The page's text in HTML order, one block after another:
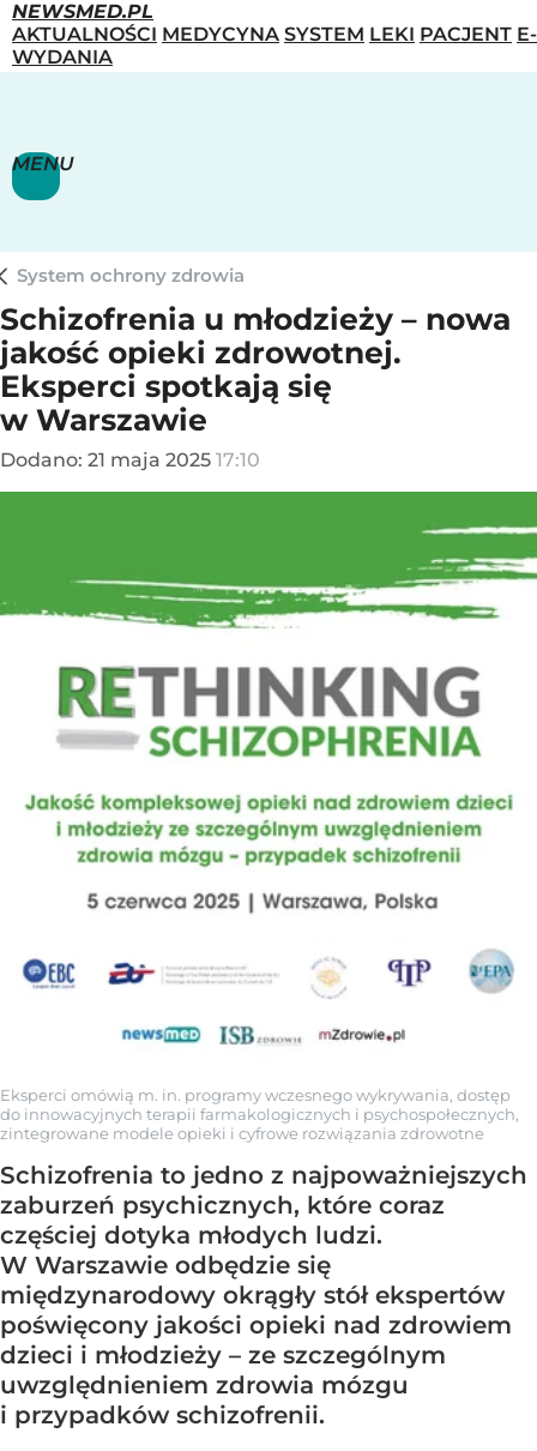
NEWSMED.PL
AKTUALNOŚCI MEDYCYNA SYSTEM LEKI PACJENT E-
WYDANIA
MENU
System ochrony zdrowia
Schizofrenia u młodzieży – nowa
jakość opieki zdrowotnej.
Eksperci spotkają się
w Warszawie
Dodano: 21 maja 2025 17:10
Eksperci omówią m. in. programy wczesnego wykrywania, dostęp
do innowacyjnych terapii farmakologicznych i psychospołecznych,
zintegrowane modele opieki i cyfrowe rozwiązania zdrowotne
Schizofrenia to jedno z najpoważniejszych
zaburzeń psychicznych, które coraz
częściej dotyka młodych ludzi.
W Warszawie odbędzie się
międzynarodowy okrągły stół ekspertów
poświęcony jakości opieki nad zdrowiem
dzieci i młodzieży – ze szczególnym
uwzględnieniem zdrowia mózgu
i przypadków schizofrenii.